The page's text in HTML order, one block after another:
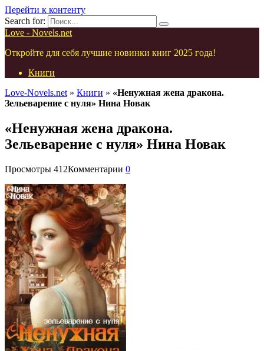
Перейти к контенту
Search for:
Love - Novels.net
Откройте для себя лучшие новинки книг 2025 года!
Книги
Love-Novels.net » Книги » «Ненужная жена дракона.
Зельеварение с нуля» Нина Новак
«Ненужная жена дракона.
Зельеварение с нуля» Нина Новак
Просмотры 412Комментарии 0